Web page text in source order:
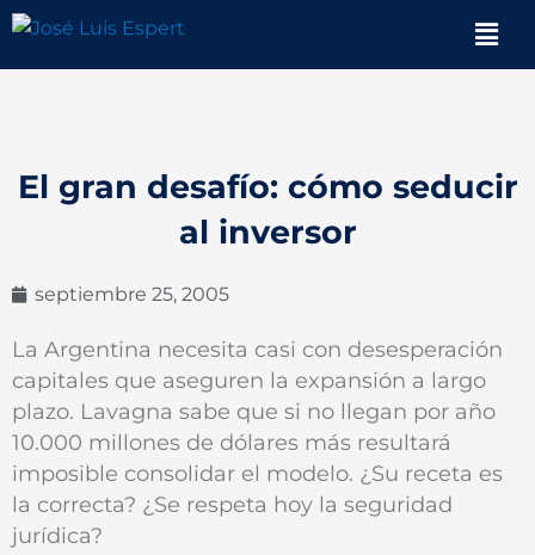
contenido
El gran desafío: cómo seducir
al inversor
septiembre 25, 2005
La Argentina necesita casi con desesperación
capitales que aseguren la expansión a largo
plazo. Lavagna sabe que si no llegan por año
10.000 millones de dólares más resultará
imposible consolidar el modelo. ¿Su receta es
la correcta? ¿Se respeta hoy la seguridad
jurídica?